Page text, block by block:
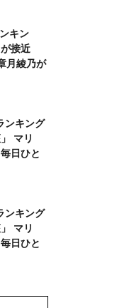
キン
接近
月綾乃が
ンキング
マリ
日ひと
ンキング
マリ
日ひと